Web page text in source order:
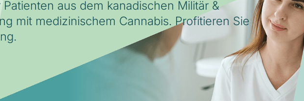
aus dem kanadischen Militär &
mit medizinischem Cannabis. Profitieren Sie